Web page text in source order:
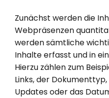
Zunächst werden die
Webpräsenzen
werden sämtliche
Inhalte erfasst und in
Hierzu zählen zum
Links, der
Updates oder das